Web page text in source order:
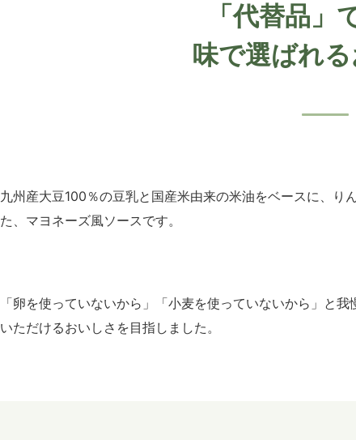
「代替品」
味で選ばれ
九州産大豆100％の豆乳と国産米由来の米油をベースに、り
た、マヨネーズ風ソースです。
「卵を使っていないから」「小麦を使っていないから」と
いただけるおいしさを目指しました。